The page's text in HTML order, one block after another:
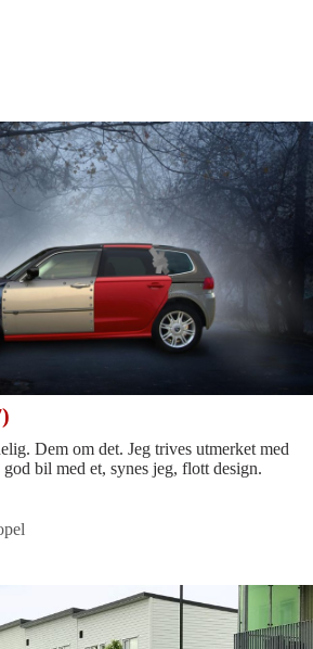
Dem om det. Jeg trives utmerket med
bil med et, synes jeg, flott design.